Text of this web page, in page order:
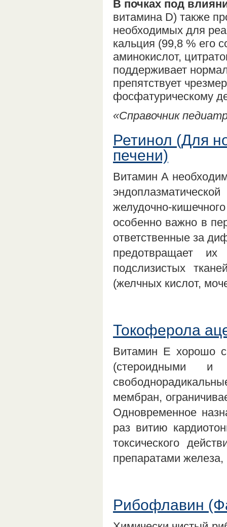
В почках под
витамина D) также
необходимых для
кальция (99,8 % его
аминокислот,
поддерживает
препятствует
фосфатурическому
«Справочник
Ретинол (Для
печени)
Витамин А
желудочно-
особенно важно в
ответственные за
предотвращает
подслизистых
(желчных кислот,
Токоферола
Витамин Е хорошо
(стероидными и
мембран,
Одновременное
раз витию
токсического
препаратами
Рибофлавин